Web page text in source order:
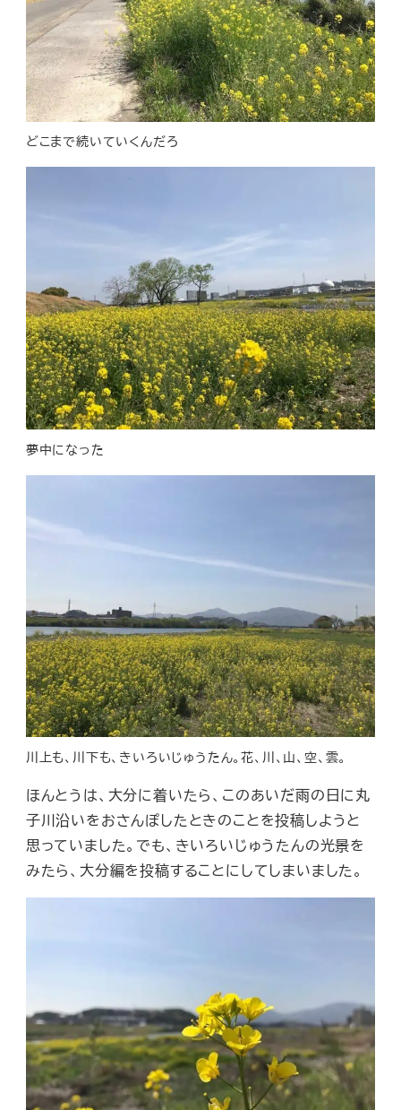
どこまで続いていくんだろ
夢中になった
川上も、川下も、きいろいじゅうたん。花、川、山、空、雲。
ほんとうは、大分に着いたら、このあいだ雨の日に丸
子川沿いをおさんぽしたときのことを投稿しようと
思っていました。でも、きいろいじゅうたんの光景を
みたら、大分編を投稿することにしてしまいました。